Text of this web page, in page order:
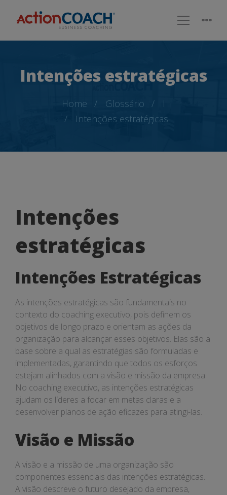
Intenções estratégicas
Home Glossário
I
Intenções estratégicas
Intenções
estratégicas
Intenções
estratégicas
Intenções Estratégicas
As intenções estratégicas são fundamentais no
contexto do coaching executivo, pois definem os
objetivos de longo prazo e orientam as ações da
organização para alcançar esses objetivos. Elas são a
base sobre a qual as estratégias são formuladas e
implementadas, garantindo que todos os esforços
estejam alinhados com a visão e missão da empresa.
No coaching executivo, as intenções estratégicas
ajudam os líderes a focar em metas claras e a
desenvolver planos de ação eficazes para atingi-las.
Visão e Missão
A visão e a missão de uma organização são
componentes essenciais das intenções estratégicas.
A visão descreve o futuro desejado da empresa,